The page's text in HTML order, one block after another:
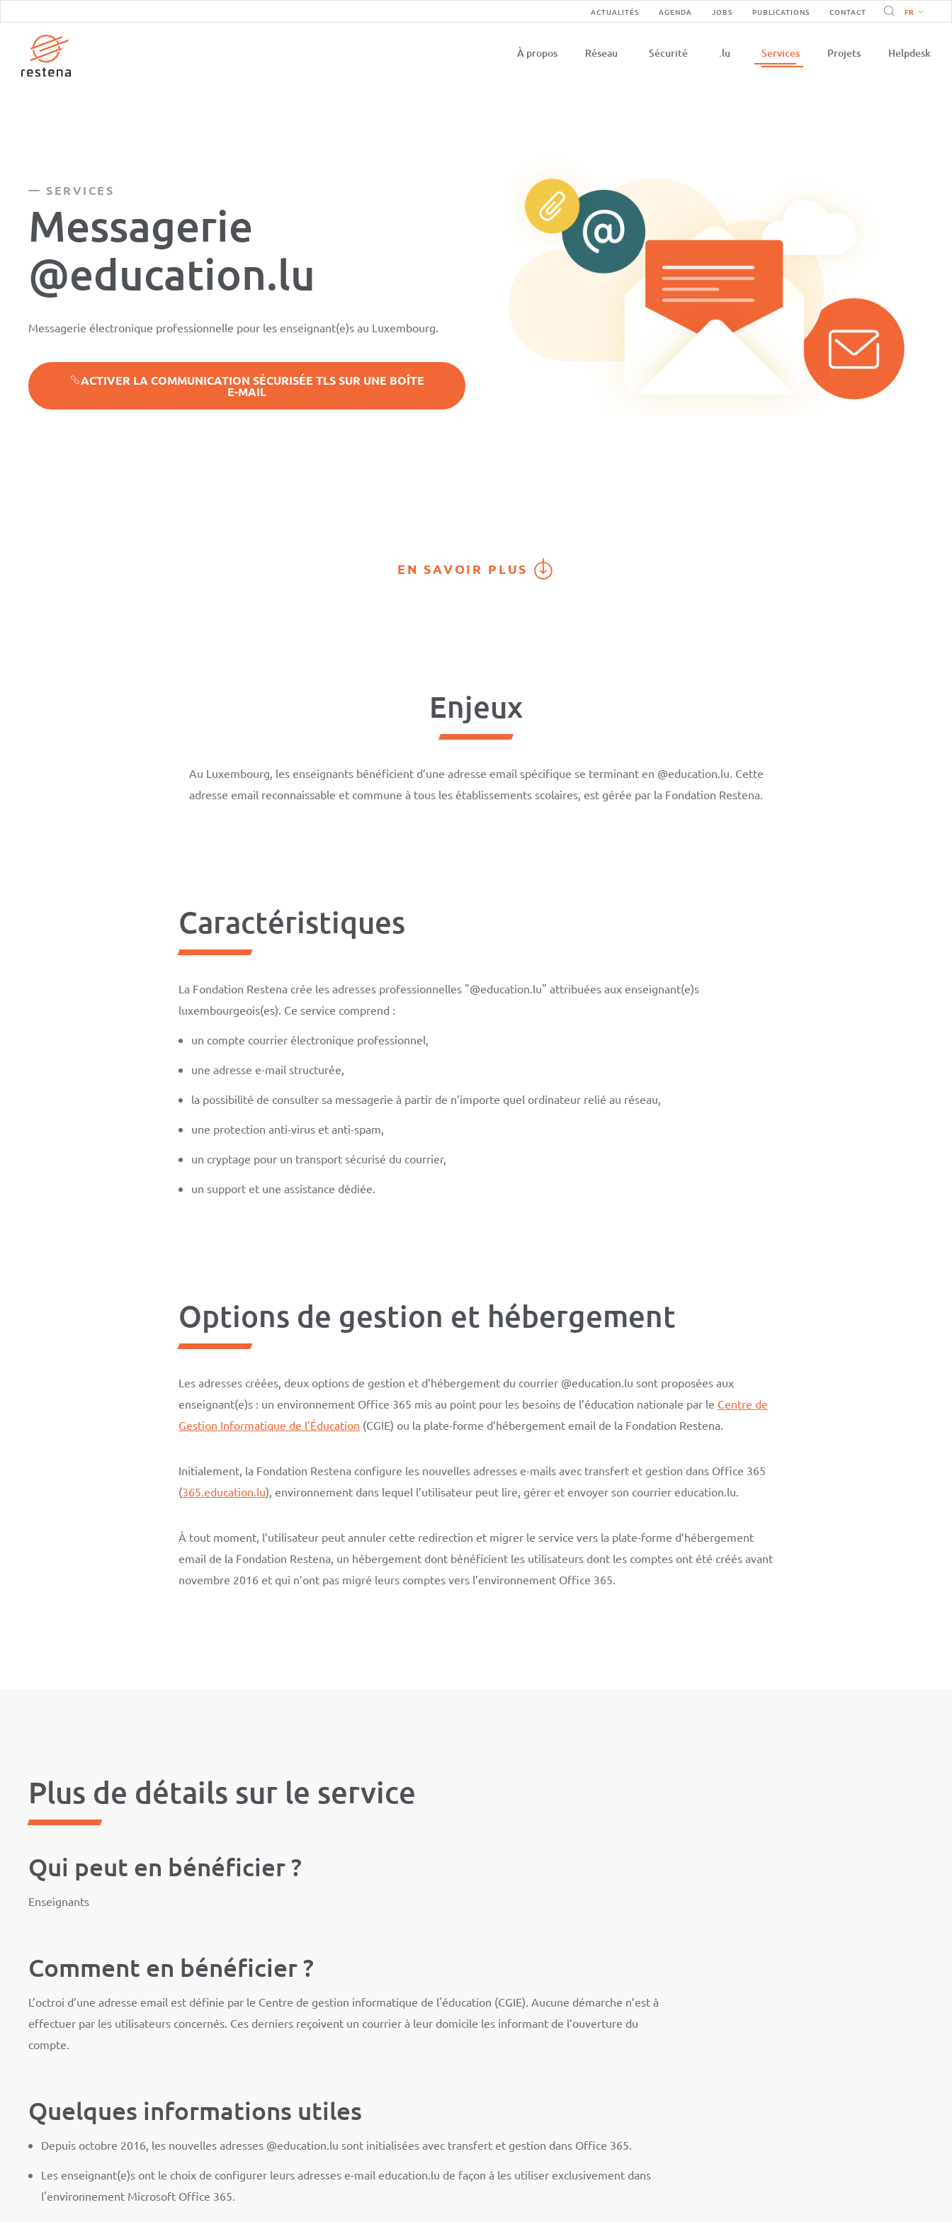
contenu
principal
Navigation
secondaire
ACTUALITÉS AGENDA JOBS PUBLICATIONS CONTACT
Navigation
À propos Réseau Sécurité .lu Services Projets Helpdesk
SERVICES
Messagerie
@education.lu
Messagerie électronique professionnelle pour les enseignant(e)s au Luxembourg.
ACTIVER LA COMMUNICATION SÉCURISÉE TLS SUR UNE BOÎTE
E-MAIL
EN SAVOIR PLUS
Enjeux
Au Luxembourg, les enseignants bénéficient d’une adresse email spécifique se terminant en @education.lu. Cette
adresse email reconnaissable et commune à tous les établissements scolaires, est gérée par la Fondation Restena.
Caractéristiques
La Fondation Restena crée les adresses professionnelles "@education.lu" attribuées aux enseignant(e)s
luxembourgeois(es). Ce service comprend :
un compte courrier électronique professionnel,
une adresse e-mail structurée,
la possibilité de consulter sa messagerie à partir de n’importe quel ordinateur relié au réseau,
une protection anti-virus et anti-spam,
un cryptage pour un transport sécurisé du courrier,
un support et une assistance dédiée.
Options de gestion et hébergement
Les adresses créées, deux options de gestion et d’hébergement du courrier @education.lu sont proposées aux
enseignant(e)s : un environnement Office 365 mis au point pour les besoins de l’éducation nationale par le Centre de
Gestion Informatique de l’Éducation (CGIE) ou la plate-forme d’hébergement email de la Fondation Restena.
Initialement, la Fondation Restena configure les nouvelles adresses e-mails avec transfert et gestion dans Office 365
(365.education.lu), environnement dans lequel l’utilisateur peut lire, gérer et envoyer son courrier education.lu.
À tout moment, l’utilisateur peut annuler cette redirection et migrer le service vers la plate-forme d’hébergement
email de la Fondation Restena, un hébergement dont bénéficient les utilisateurs dont les comptes ont été créés avant
novembre 2016 et qui n’ont pas migré leurs comptes vers l’environnement Office 365.
Plus de détails sur le service
Qui peut en bénéficier ?
Enseignants
Comment en bénéficier ?
L’octroi d’une adresse email est définie par le Centre de gestion informatique de l'éducation (CGIE). Aucune démarche n’est à
effectuer par les utilisateurs concernés. Ces derniers reçoivent un courrier à leur domicile les informant de l’ouverture du
compte.
Quelques informations utiles
Depuis octobre 2016, les nouvelles adresses @education.lu sont initialisées avec transfert et gestion dans Office 365.
Les enseignant(e)s ont le choix de configurer leurs adresses e-mail education.lu de façon à les utiliser exclusivement dans
l'environnement Microsoft Office 365.